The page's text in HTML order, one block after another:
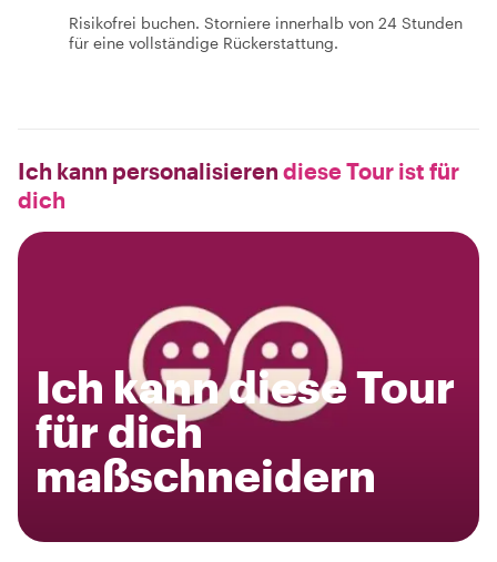
Risikofrei buchen. Storniere innerhalb von 24 Stunden
für eine vollständige Rückerstattung.
Ich kann personalisieren diese Tour ist für
dich
Ich kann diese Tour
für dich
maßschneidern